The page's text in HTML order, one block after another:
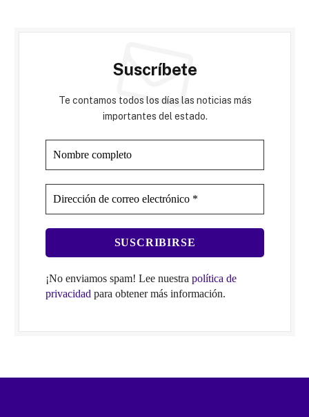
Suscríbete
Te contamos todos los días las noticias más
importantes del estado.
¡No enviamos spam! Lee nuestra política de
privacidad para obtener más información.